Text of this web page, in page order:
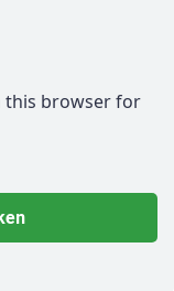
this browser for